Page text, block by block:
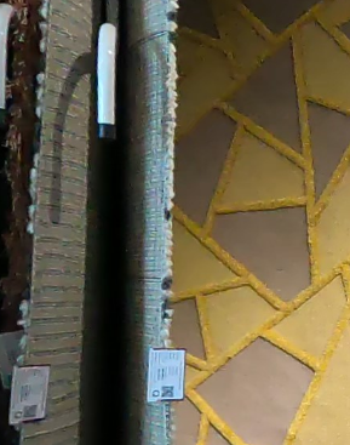
vụ và trách nhiệm của chúng tôi rất
phẩm mà chúng tôi cung cấp cho
Thảm Đẹp Sài Gòn tìm kiếm, chọn lọc